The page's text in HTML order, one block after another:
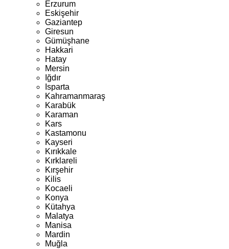
Erzurum
Eskişehir
Gaziantep
Giresun
Gümüşhane
Hakkari
Hatay
Mersin
Iğdır
Isparta
Kahramanmaraş
Karabük
Karaman
Kars
Kastamonu
Kayseri
Kırıkkale
Kırklareli
Kırşehir
Kilis
Kocaeli
Konya
Kütahya
Malatya
Manisa
Mardin
Muğla